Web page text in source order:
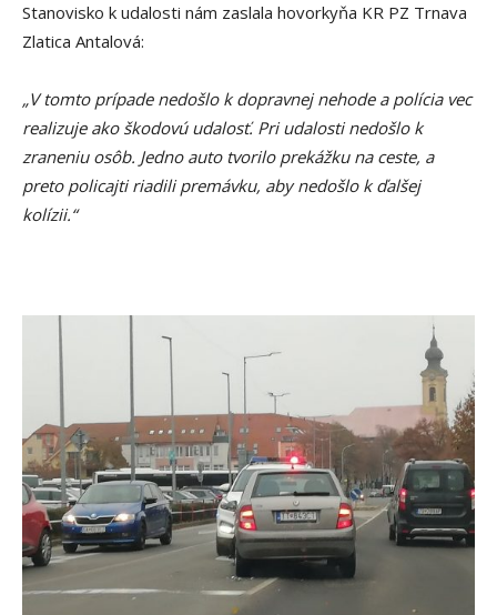
Stanovisko k udalosti nám zaslala hovorkyňa KR PZ Trnava
Zlatica Antalová:
„V tomto prípade nedošlo k dopravnej nehode a polícia vec
realizuje ako škodovú udalosť. Pri udalosti nedošlo k
zraneniu osôb. Jedno auto tvorilo prekážku na ceste, a
preto policajti riadili premávku, aby nedošlo k ďalšej
kolízii.“